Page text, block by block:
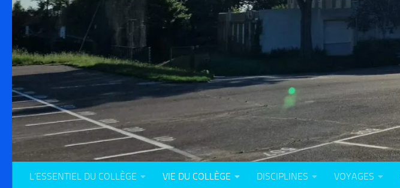
L’ESSENTIEL DU COLLÈGE VIE DU COLLÈGE DISCIPLINES VOYAGES